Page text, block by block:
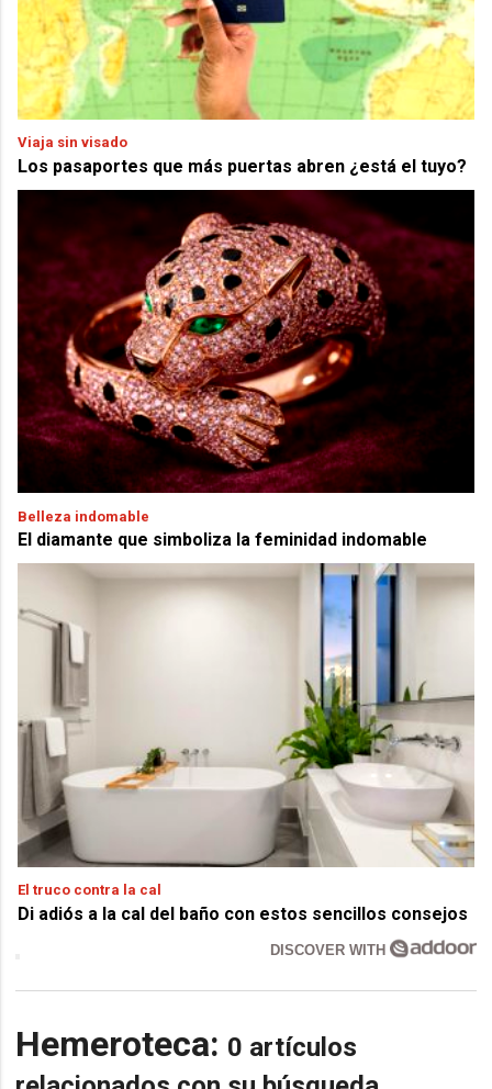
Viaja sin visado
Los pasaportes que más puertas abren ¿está el tuyo?
Belleza indomable
El diamante que simboliza la feminidad indomable
El truco contra la cal
Di adiós a la cal del baño con estos sencillos consejos
DISCOVER WITH
Hemeroteca: 0 artículos